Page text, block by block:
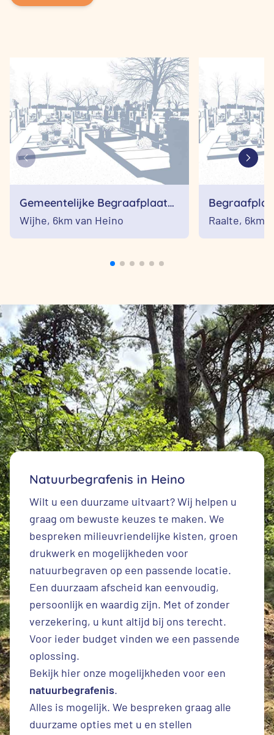
Gemeentelijke Begraafplaats
Rust Zacht
Wijhe, 6km van Heino Raalte, 6km
Natuurbegrafenis in Heino
Wilt u een duurzame uitvaart? Wij helpen u
graag om bewuste keuzes te maken. We
bespreken milieuvriendelijke kisten, groen
drukwerk en mogelijkheden voor
natuurbegraven op een passende locatie.
Een duurzaam afscheid kan eenvoudig,
persoonlijk en waardig zijn. Met of zonder
verzekering, u kunt altijd bij ons terecht.
Voor ieder budget vinden we een passende
oplossing.
Bekijk hier onze mogelijkheden voor een
natuurbegrafenis.
Alles is mogelijk. We bespreken graag alle
duurzame opties met u en stellen